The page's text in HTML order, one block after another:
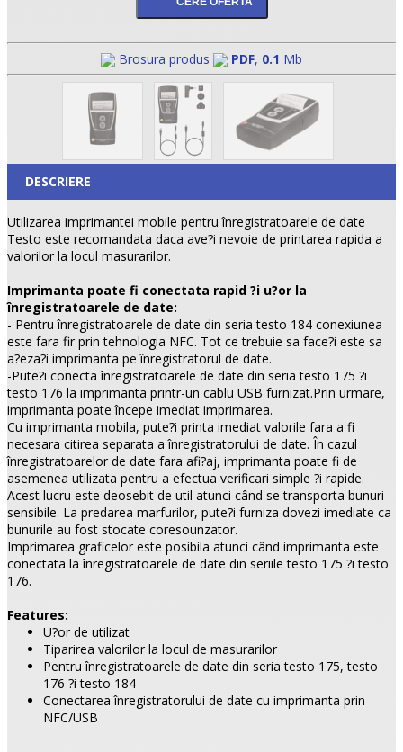
Brosura produs PDF, 0.1 Mb
DESCRIERE
Utilizarea imprimantei mobile pentru înregistratoarele de date
Testo este recomandata daca ave?i nevoie de printarea rapida a
valorilor la locul masurarilor.
Imprimanta poate fi conectata rapid ?i u?or la
înregistratoarele de date:
- Pentru înregistratoarele de date din seria testo 184 conexiunea
este fara fir prin tehnologia NFC. Tot ce trebuie sa face?i este sa
a?eza?i imprimanta pe înregistratorul de date.
-Pute?i conecta înregistratoarele de date din seria testo 175 ?i
testo 176 la imprimanta printr-un cablu USB furnizat.Prin urmare,
imprimanta poate începe imediat imprimarea.
Cu imprimanta mobila, pute?i printa imediat valorile fara a fi
necesara citirea separata a înregistratorului de date. În cazul
înregistratoarelor de date fara afi?aj, imprimanta poate fi de
asemenea utilizata pentru a efectua verificari simple ?i rapide.
Acest lucru este deosebit de util atunci când se transporta bunuri
sensibile. La predarea marfurilor, pute?i furniza dovezi imediate ca
bunurile au fost stocate coresounzator.
Imprimarea graficelor este posibila atunci când imprimanta este
conectata la înregistratoarele de date din seriile testo 175 ?i testo
176.
Features:
U?or de utilizat
Tiparirea valorilor la locul de masurarilor
Pentru înregistratoarele de date din seria testo 175, testo
176 ?i testo 184
Conectarea înregistratorului de date cu imprimanta prin
NFC/USB